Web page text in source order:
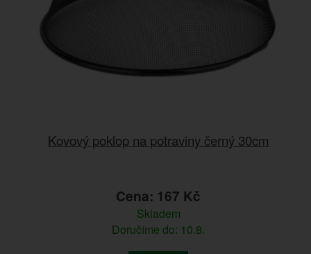
Kovový poklop na potraviny černý 30cm
Cena: 167 Kč
Skladem
Doručíme do: 10.8.